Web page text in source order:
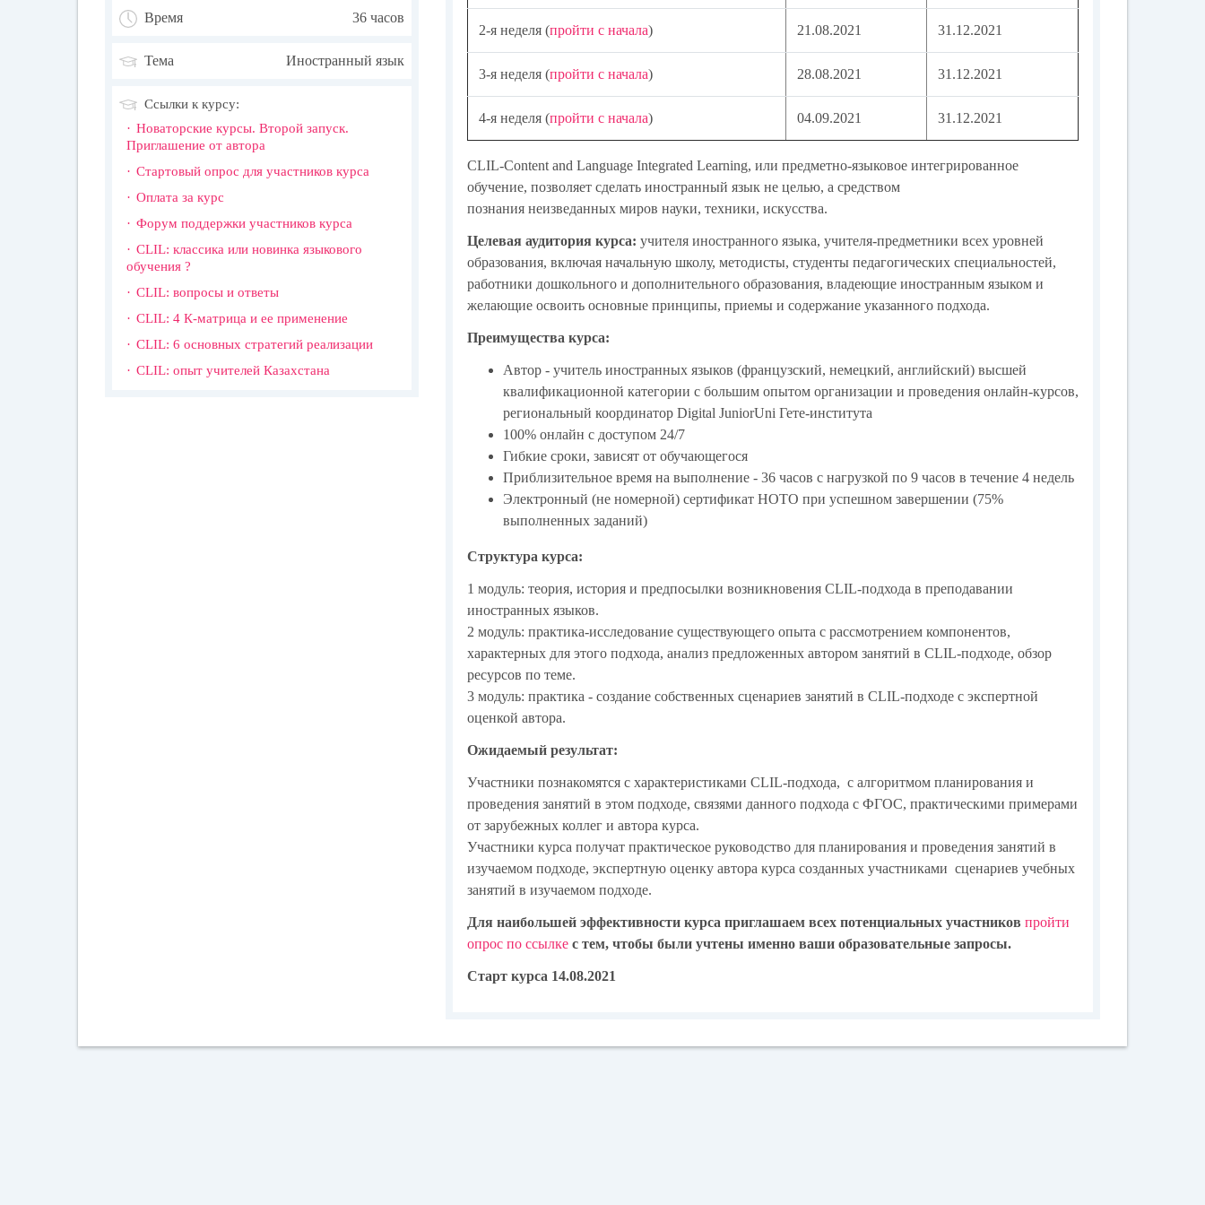
Время 36 часов
Тема Иностранный язык
Ссылки к курсу:
Новаторские курсы. Второй запуск.
Приглашение от автора
Стартовый опрос для участников курса
Оплата за курс
Форум поддержки участников курса
CLIL: классика или новинка языкового
обучения ?
CLIL: вопросы и ответы
CLIL: 4 К-матрица и ее применение
CLIL: 6 основных стратегий реализации
CLIL: опыт учителей Казахстана
2-я неделя (пройти с начала) 21.08.2021 31.12.2021
3-я неделя (пройти с начала) 28.08.2021 31.12.2021
4-я неделя (пройти с начала) 04.09.2021 31.12.2021
CLIL-Content and Language Integrated Learning, или предметно-языковое интегрированное
обучение, позволяет сделать иностранный язык не целью, а средством
познания неизведанных миров науки, техники, искусства.
Целевая аудитория курса: учителя иностранного языка, учителя-предметники всех уровней
образования, включая начальную школу, методисты, студенты педагогических специальностей,
работники дошкольного и дополнительного образования, владеющие иностранным языком и
желающие освоить основные принципы, приемы и содержание указанного подхода.
Преимущества курса:
Автор - учитель иностранных языков (французский, немецкий, английский) высшей
квалификационной категории с большим опытом организации и проведения онлайн-курсов,
региональный координатор Digital JuniorUni Гете-института
100% онлайн с доступом 24/7
Гибкие сроки, зависят от обучающегося
Приблизительное время на выполнение - 36 часов с нагрузкой по 9 часов в течение 4 недель
Электронный (не номерной) сертификат НОТО при успешном завершении (75%
выполненных заданий)
Структура курса:
1 модуль: теория, история и предпосылки возникновения CLIL-подхода в преподавании
иностранных языков.
2 модуль: практика-исследование существующего опыта с рассмотрением компонентов,
характерных для этого подхода, анализ предложенных автором занятий в CLIL-подходе, обзор
ресурсов по теме.
3 модуль: практика - создание собственных сценариев занятий в CLIL-подходе с экспертной
оценкой автора.
Ожидаемый результат:
Участники познакомятся с характеристиками CLIL-подхода, с алгоритмом планирования и
проведения занятий в этом подходе, связями данного подхода с ФГОС, практическими примерами
от зарубежных коллег и автора курса.
Участники курса получат практическое руководство для планирования и проведения занятий в
изучаемом подходе, экспертную оценку автора курса созданных участниками сценариев учебных
занятий в изучаемом подходе.
Для наибольшей эффективности курса приглашаем всех потенциальных участников пройти
опрос по ссылкес тем, чтобы были учтены именно ваши образовательные запросы.
Старт курса 14.08.2021